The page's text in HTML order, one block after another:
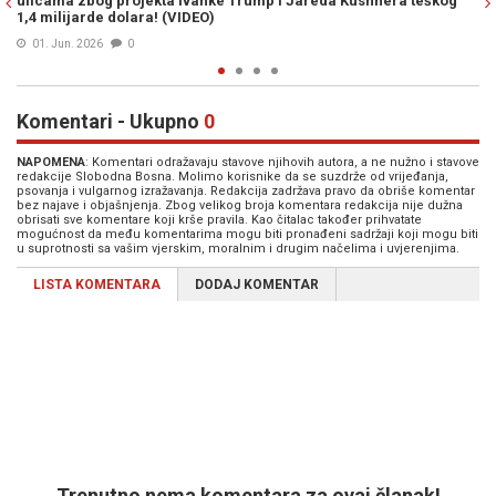
31. Maj 2026
Komentari - Ukupno 0
NAPOMENA: Komentari odražavaju stavove njihovih autora, a ne nužno i stavove
redakcije Slobodna Bosna. Molimo korisnike da se suzdrže od vrijeđanja,
psovanja i vulgarnog izražavanja. Redakcija zadržava pravo da obriše komentar
bez najave i objašnjenja. Zbog velikog broja komentara redakcija nije dužna
obrisati sve komentare koji krše pravila. Kao čitalac također prihvatate
mogućnost da među komentarima mogu biti pronađeni sadržaji koji mogu biti
u suprotnosti sa vašim vjerskim, moralnim i drugim načelima i uvjerenjima.
LISTA KOMENTARA DODAJ KOMENTAR